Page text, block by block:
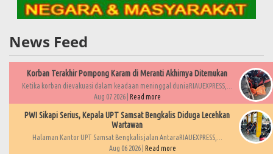
News Feed
Korban Terakhir Pompong Karam di Meranti Akhirnya Ditemukan
Ketika korban dievakuasi dalam keadaan meninggal duniaRIAUEXPRESS,...
Aug 07 2026 | Read more
PWI Sikapi Serius, Kepala UPT Samsat Bengkalis Diduga Lecehkan
Wartawan
Halaman Kantor UPT Samsat Bengkalis jalan AntaraRIAUEXPRESS,...
Aug 06 2026 | Read more